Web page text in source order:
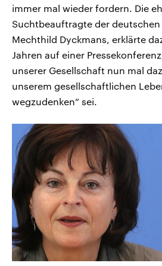
immer mal wieder fordern. Die
Suchtbeauftragte der
Mechthild Dyckmans, erklärte
Jahren auf einer
unserer Gesellschaft nun mal
unserem gesellschaftlichen
wegzudenken“ sei.